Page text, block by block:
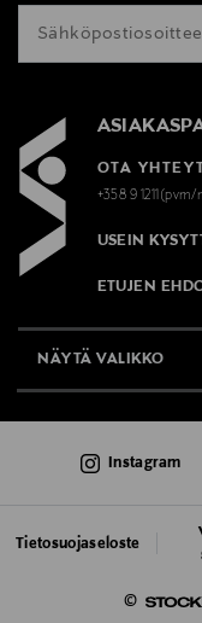
OTA
+358 9
USEIN
ETUJEN
NÄYTÄ VALIKKO
AJANKOHTAISTA
©
Tietosuojaseloste
Instagram